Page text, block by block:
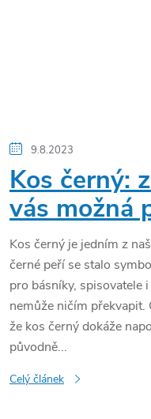
9.8.2023
Kos černý:
vás možná
Kos černý je jedním z
černé peří se stalo
pro básníky, spisovatele
nemůže ničím překvapit.
že kos černý dokáže
původně...
Celý článek